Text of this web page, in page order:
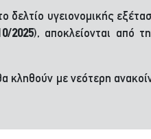
υγειονομικής
2025), αποκλείονται από
κληθούν με νεότερη